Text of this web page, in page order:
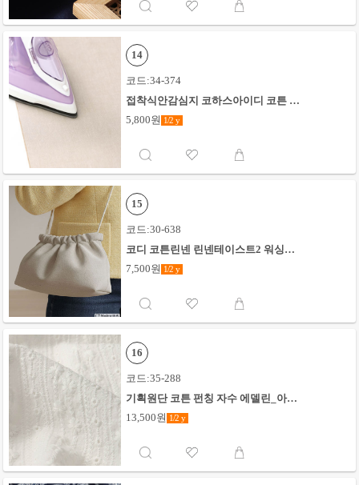
14
코드:34-374
접착식안감심지 코하스아이디 코튼 샴
5,800원 1/2 y
15
코드:30-638
코디 코튼린넨 린넨테이스트2 워싱무
7,500원 1/2 y
16
코드:35-288
기획원단 코튼 펀칭 자수 에델린_아이
13,500원 1/2 y